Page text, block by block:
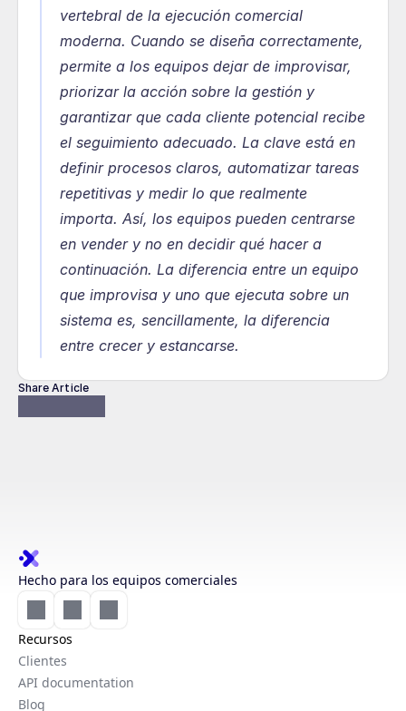
vertebral de la ejecución comercial
moderna. Cuando se diseña correctamente,
permite a los equipos dejar de improvisar,
priorizar la acción sobre la gestión y
garantizar que cada cliente potencial recibe
el seguimiento adecuado. La clave está en
definir procesos claros, automatizar tareas
repetitivas y medir lo que realmente
importa. Así, los equipos pueden centrarse
en vender y no en decidir qué hacer a
continuación. La diferencia entre un equipo
que improvisa y uno que ejecuta sobre un
sistema es, sencillamente, la diferencia
entre crecer y estancarse.
Share Article
Hecho para los equipos comerciales
Recursos
Clientes
API documentation
Blog